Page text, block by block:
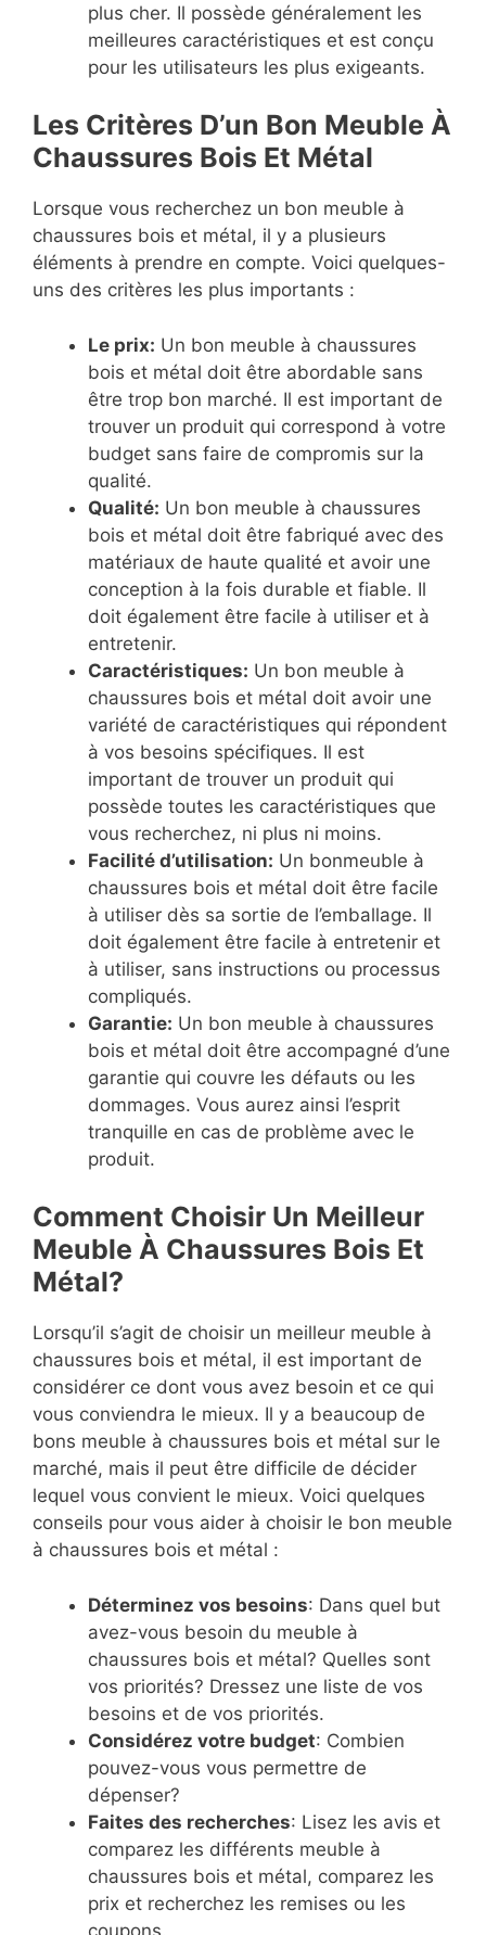
plus cher. Il possède généralement les
meilleures caractéristiques et est conçu
pour les utilisateurs les plus exigeants.
Les Critères D’un Bon Meuble À
Chaussures Bois Et Métal
Lorsque vous recherchez un bon meuble à
chaussures bois et métal, il y a plusieurs
éléments à prendre en compte. Voici quelques-
uns des critères les plus importants :
Le prix: Un bon meuble à chaussures
bois et métal doit être abordable sans
être trop bon marché. Il est important de
trouver un produit qui correspond à votre
budget sans faire de compromis sur la
qualité.
Qualité: Un bon meuble à chaussures
bois et métal doit être fabriqué avec des
matériaux de haute qualité et avoir une
conception à la fois durable et fiable. Il
doit également être facile à utiliser et à
entretenir.
Caractéristiques: Un bon meuble à
chaussures bois et métal doit avoir une
variété de caractéristiques qui répondent
à vos besoins spécifiques. Il est
important de trouver un produit qui
possède toutes les caractéristiques que
vous recherchez, ni plus ni moins.
Facilité d’utilisation: Un bonmeuble à
chaussures bois et métal doit être facile
à utiliser dès sa sortie de l’emballage. Il
doit également être facile à entretenir et
à utiliser, sans instructions ou processus
compliqués.
Garantie: Un bon meuble à chaussures
bois et métal doit être accompagné d’une
garantie qui couvre les défauts ou les
dommages. Vous aurez ainsi l’esprit
tranquille en cas de problème avec le
produit.
Comment Choisir Un Meilleur
Meuble À Chaussures Bois Et
Métal?
Lorsqu’il s’agit de choisir un meilleur meuble à
chaussures bois et métal, il est important de
considérer ce dont vous avez besoin et ce qui
vous conviendra le mieux. Il y a beaucoup de
bons meuble à chaussures bois et métal sur le
marché, mais il peut être difficile de décider
lequel vous convient le mieux. Voici quelques
conseils pour vous aider à choisir le bon meuble
à chaussures bois et métal :
Déterminez vos besoins: Dans quel but
avez-vous besoin du meuble à
chaussures bois et métal? Quelles sont
vos priorités? Dressez une liste de vos
besoins et de vos priorités.
Considérez votre budget: Combien
pouvez-vous vous permettre de
dépenser?
Faites des recherches: Lisez les avis et
comparez les différents meuble à
chaussures bois et métal, comparez les
prix et recherchez les remises ou les
coupons.